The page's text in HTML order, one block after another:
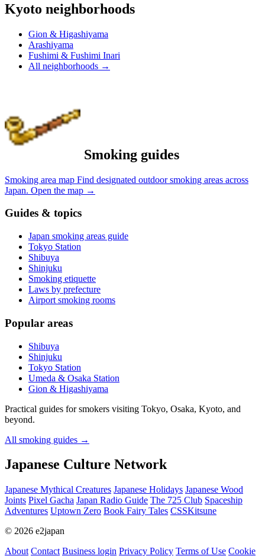
Kyoto neighborhoods
Gion & Higashiyama
Arashiyama
Fushimi & Fushimi Inari
All neighborhoods →
Smoking guides
Smoking area map Find designated outdoor smoking areas across
Japan. Open the map →
Guides & topics
Japan smoking areas guide
Tokyo Station
Shibuya
Shinjuku
Smoking etiquette
Laws by prefecture
Airport smoking rooms
Popular areas
Shibuya
Shinjuku
Tokyo Station
Umeda & Osaka Station
Gion & Higashiyama
Practical guides for smokers visiting Tokyo, Osaka, Kyoto, and
beyond.
All smoking guides →
Japanese Culture Network
Japanese Mythical Creatures Japanese Holidays Japanese Wood
Joints Pixel Gacha Japan Radio Guide The 725 Club Spaceship
Adventures Uptown Zero Book Fairy Tales CSSKitsune
© 2026 e2japan
About Contact Business login Privacy Policy Terms of Use Cookie